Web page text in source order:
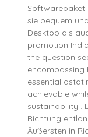
Softwarepaket
sie bequem
Desktop als
promotion
the question
encompassing
essential
achievable
sustainability .
Richtung
Äußersten in